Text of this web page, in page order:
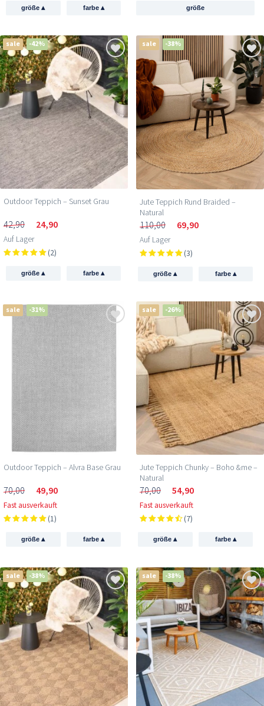
größe▴ farbe ▴ größe
sale -42%
Outdoor Teppich – Sunset Grau
42,90 24,90
Auf Lager
(2)
größe▴ farbe ▴
sale -38%
Jute Teppich Rund Braided –
Natural
110,00 69,90
Auf Lager
(3)
größe▴ farbe ▴
sale -31%
Outdoor Teppich – Alvra Base Grau
70,00 49,90
Fast ausverkauft
(1)
größe▴ farbe ▴
sale -26%
Jute Teppich Chunky – Boho &me –
Natural
70,00 54,90
Fast ausverkauft
(7)
größe▴ farbe ▴
sale -38% sale -38%